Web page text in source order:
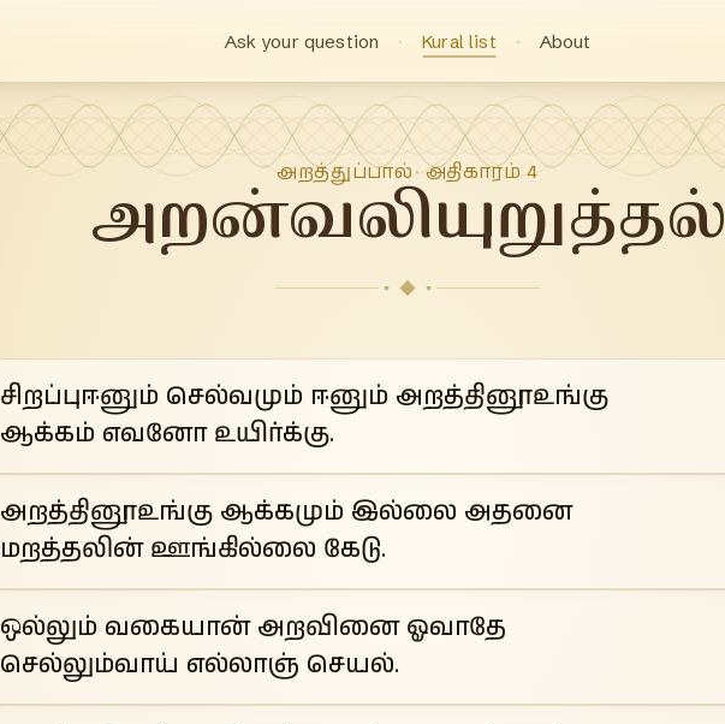
Ask your question Kural list About
அறத்துப்பால்·அதிகாரம்4
அறன்வலியுறுத்தல்
சிறப்புஈனும் செல்வமும் ஈனும் அறத்தினூஉங்கு
ஆக்கம் எவனோ உயிர்க்கு.
அறத்தினூஉங்கு ஆக்கமும் இல்லை அதனை
மறத்தலின் ஊங்கில்லை கேடு.
ஒல்லும் வகையான் அறவினை ஓவாதே
செல்லும்வாய் எல்லாஞ் செயல்.